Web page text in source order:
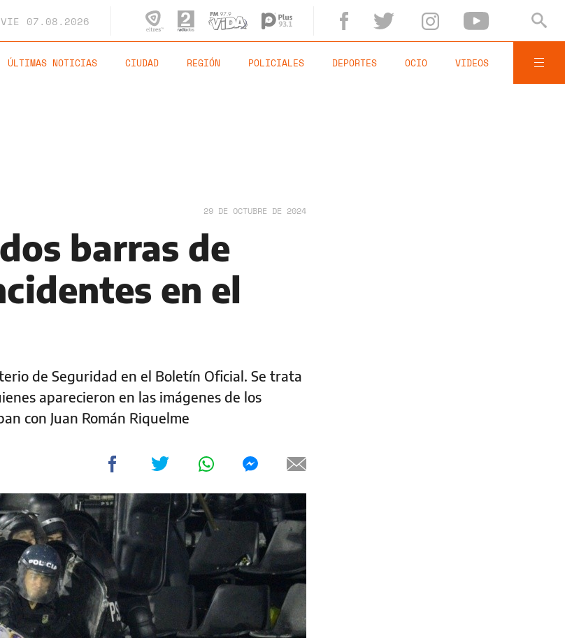
VIE 07.08.2026
ÚLTIMAS NOTICIAS CIUDAD REGIÓN POLICIALES DEPORTES OCIO VIDEOS
29 DE OCTUBRE DE 2024
barras de
en el
de Seguridad en el Boletín Oficial. Se trata
aparecieron en las imágenes de los
con Juan Román Riquelme